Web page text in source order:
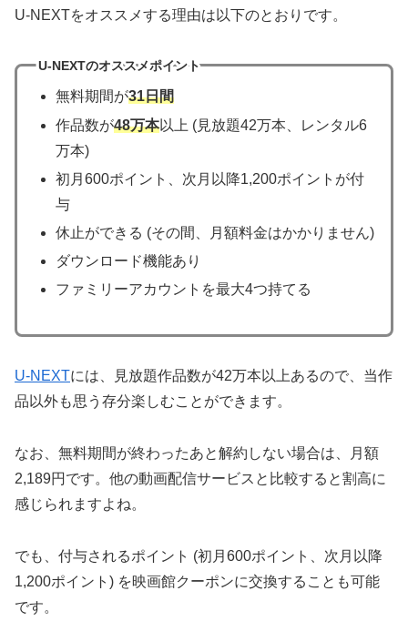
U-NEXTをオススメする理由は以下のとおりです。
U-NEXTのオススメポイント
無料期間が31日間
作品数が48万本以上 (見放題42万本、レンタル6
万本)
初月600ポイント、次月以降1,200ポイントが付
与
休止ができる (その間、月額料金はかかりません)
ダウンロード機能あり
ファミリーアカウントを最大4つ持てる
U-NEXTには、見放題作品数が42万本以上あるので、当作
品以外も思う存分楽しむことができます。
なお、無料期間が終わったあと解約しない場合は、月額
2,189円です。他の動画配信サービスと比較すると割高に
感じられますよね。
でも、付与されるポイント (初月600ポイント、次月以降
1,200ポイント) を映画館クーポンに交換することも可能
です。